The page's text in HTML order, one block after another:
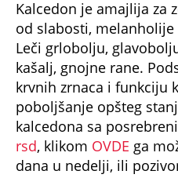
od slabosti,
Leči grlobolju,
kašalj, gnojne rane.
krvnih zrnaca i funkciju
poboljšanje opšteg
kalcedona sa
rsd, klikomOVDEga
dana u nedelji, ili
011/442 0502 od